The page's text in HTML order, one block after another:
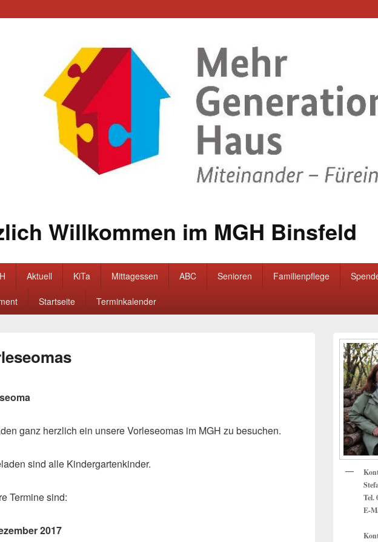
Willkommen im MGH Binsfeld
Aktuell KiTa Mittagessen ABC Senioren Familienpflege
Startseite Terminkalender
ganz herzlich ein unsere Vorleseomas im MGH zu besuchen.
sind alle Kindergartenkinder.
Termine sind:
2017
Primärer
Seitenleisten
Widget-
Bereich
Tel.
E-